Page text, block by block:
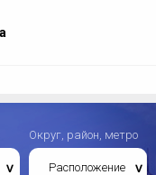
Округ, район, метро
Расположение